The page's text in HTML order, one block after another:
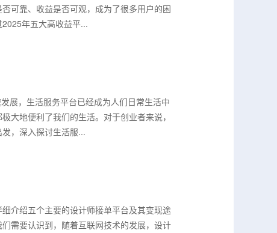
可靠、收益是否可观，成为了很多用户的困
年五大高收益平...
展，生活服务平台已经成为人们日常生活中
大地便利了我们的生活。对于创业者来说，
，深入探讨生活服...
介绍五个主要的设计师接单平台及其变现途
需要认识到，随着互联网技术的发展，设计